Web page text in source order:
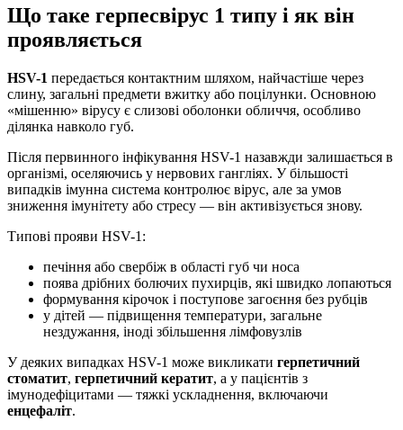
Що таке герпесвірус 1 типу і як він
проявляється
HSV-1 передається контактним шляхом, найчастіше через
слину, загальні предмети вжитку або поцілунки. Основною
«мішенню» вірусу є слизові оболонки обличчя, особливо
ділянка навколо губ.
Після первинного інфікування HSV-1 назавжди залишається в
організмі, оселяючись у нервових гангліях. У більшості
випадків імунна система контролює вірус, але за умов
зниження імунітету або стресу — він активізується знову.
Типові прояви HSV-1:
печіння або свербіж в області губ чи носа
поява дрібних болючих пухирців, які швидко лопаються
формування кірочок і поступове загоєння без рубців
у дітей — підвищення температури, загальне
нездужання, іноді збільшення лімфовузлів
У деяких випадках HSV-1 може викликати герпетичний
стоматит, герпетичний кератит, а у пацієнтів з
імунодефіцитами — тяжкі ускладнення, включаючи
енцефаліт.